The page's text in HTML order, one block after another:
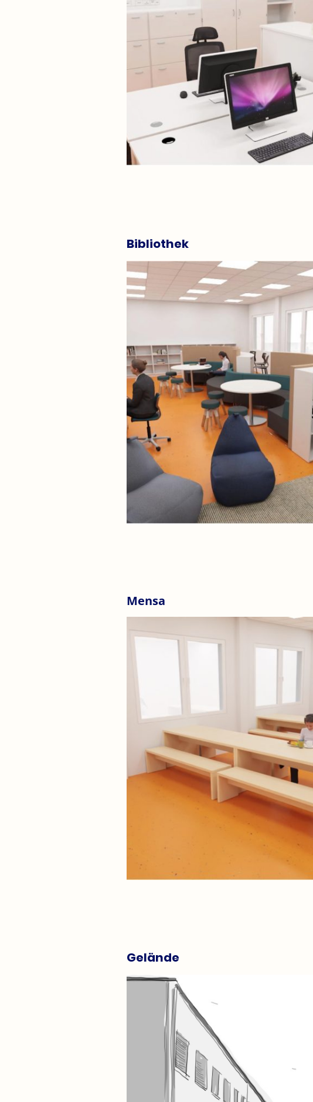
Bibliothek
Mensa
Gelände